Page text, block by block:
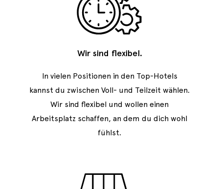
Wir sind flexibel.
In vielen Positionen in den Top-Hotels
kannst du zwischen Voll- und Teilzeit wählen.
Wir sind flexibel und wollen einen
Arbeitsplatz schaffen, an dem du dich wohl
fühlst.